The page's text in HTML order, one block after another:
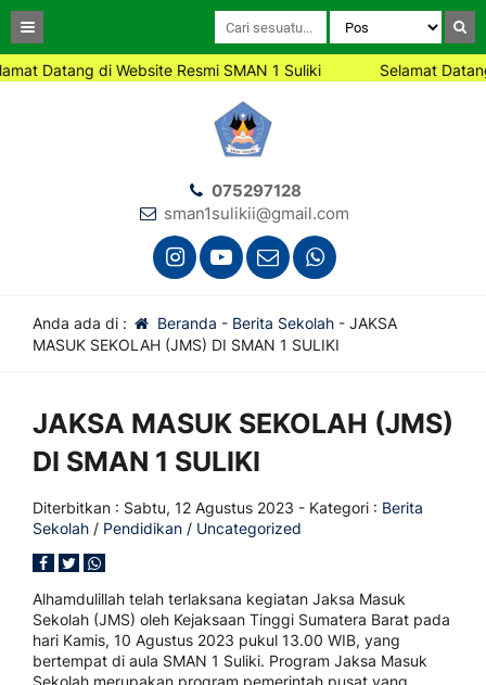
di Website Resmi SMAN 1 Suliki Selamat Datang di
075297128
sman1sulikii@gmail.com
Anda ada di : Beranda - Berita Sekolah- JAKSA
MASUK SEKOLAH (JMS) DI SMAN 1 SULIKI
JAKSA MASUK SEKOLAH (JMS)
DI SMAN 1 SULIKI
Diterbitkan : Sabtu, 12 Agustus 2023 - Kategori : Berita
Sekolah / Pendidikan / Uncategorized
Alhamdulillah telah terlaksana kegiatan Jaksa Masuk
Sekolah (JMS) oleh Kejaksaan Tinggi Sumatera Barat pada
hari Kamis, 10 Agustus 2023 pukul 13.00 WIB, yang
bertempat di aula SMAN 1 Suliki. Program Jaksa Masuk
Sekolah merupakan program pemerintah pusat yang